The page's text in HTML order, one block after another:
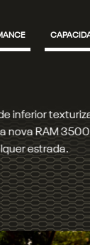
full LED que
mais
ou de noite.​
Próximo
Madeira de